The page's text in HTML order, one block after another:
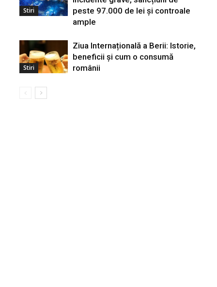
Stiri
peste 97.000 de lei și controale
ample
Stiri
Ziua Internațională a Berii: Istorie,
beneficii și cum o consumă
românii